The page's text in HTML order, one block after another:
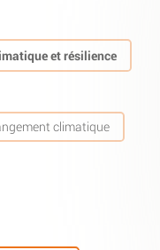
et résilience
climatique